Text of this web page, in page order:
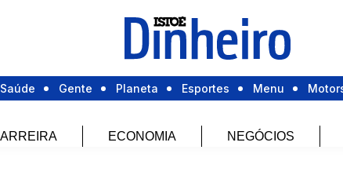
Saúde Gente Planeta Esportes Menu
ECONOMIA NEGÓCIOS